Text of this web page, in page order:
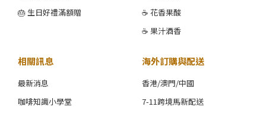
🎂 生日好禮滿額贈
☕ 花香果酸
☕ 果汁酒香
相關訊息
最新消息
咖啡知識小學堂
海外訂購與配送
香港/澳門/中國
7-11跨境馬新配送